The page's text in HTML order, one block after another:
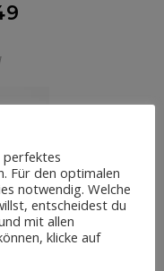
perfektes
Für den optimalen
notwendig. Welche
entscheidest du
mit allen
klicke auf